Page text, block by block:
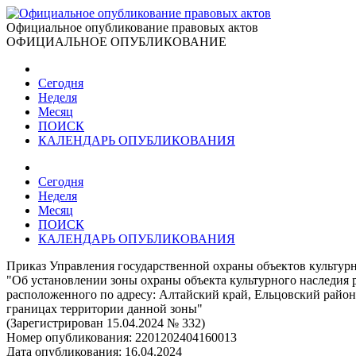
Официальное опубликование правовых актов
ОФИЦИАЛЬНОЕ ОПУБЛИКОВАНИЕ
Сегодня
Неделя
Месяц
ПОИСК
КАЛЕНДАРЬ ОПУБЛИКОВАНИЯ
Сегодня
Неделя
Месяц
ПОИСК
КАЛЕНДАРЬ ОПУБЛИКОВАНИЯ
Приказ Управления государственной охраны объектов
"Об установлении зоны охраны объекта культурного
расположенного по адресу: Алтайский край, Ельцовский
границах территории данной зоны"
(Зарегистрирован 15.04.2024 № 332)
Номер опубликования: 2201202404160013
Дата опубликования: 16.04.2024